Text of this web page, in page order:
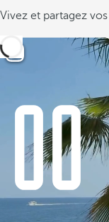
Vivez et partagez